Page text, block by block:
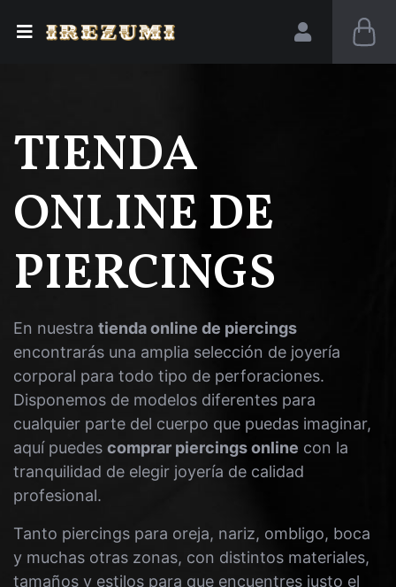
TIENDA
ONLINE DE
PIERCINGS
En nuestra tienda online de piercings
encontrarás una amplia selección de joyería
corporal para todo tipo de perforaciones.
Disponemos de modelos diferentes para
cualquier parte del cuerpo que puedas imaginar,
aquí puedes comprar piercings online con la
tranquilidad de elegir joyería de calidad
profesional.
Tanto piercings para oreja, nariz, ombligo, boca
y muchas otras zonas, con distintos materiales,
tamaños y estilos para que encuentres justo el